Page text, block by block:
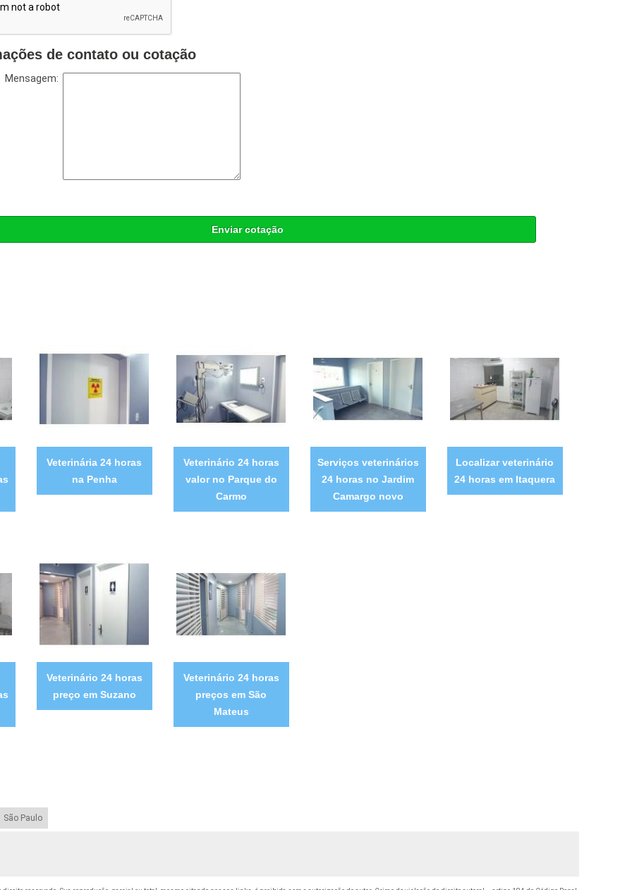
de contato ou cotação
Mensagem:
Enviar cotação
Veterinária 24 horas
na Penha
Veterinário 24 horas
valor no Parque do
Carmo
Serviços veterinários
24 horas no Jardim
Camargo novo
Localizar veterinário
24 horas em Itaquera
Veterinário 24 horas
preço em Suzano
Veterinário 24 horas
preços em São
Mateus
São Paulo